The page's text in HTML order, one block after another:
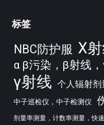
标签
NBC防护服 X
α β污染，β射线
γ射线 个人辐射剂
中子巡检仪，中子检测仪
剂量率测量，计数率测量，快